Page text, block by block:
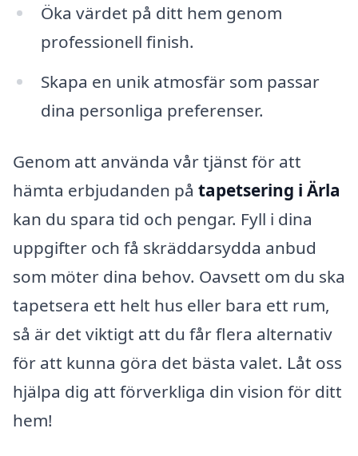
Öka värdet på ditt hem genom
professionell finish.
Skapa en unik atmosfär som passar
dina personliga preferenser.
Genom att använda vår tjänst för att
hämta erbjudanden på tapetsering i Ärla
kan du spara tid och pengar. Fyll i dina
uppgifter och få skräddarsydda anbud
som möter dina behov. Oavsett om du ska
tapetsera ett helt hus eller bara ett rum,
så är det viktigt att du får flera alternativ
för att kunna göra det bästa valet. Låt oss
hjälpa dig att förverkliga din vision för ditt
hem!